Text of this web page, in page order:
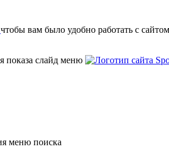
чтобы вам было удобно работать с